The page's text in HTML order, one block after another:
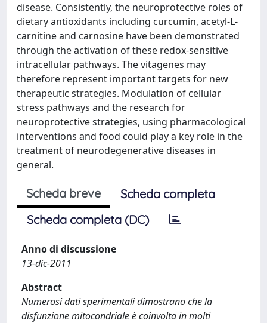
disease. Consistently, the neuroprotective roles of
dietary antioxidants including curcumin, acetyl-L-
carnitine and carnosine have been demonstrated
through the activation of these redox-sensitive
intracellular pathways. The vitagenes may
therefore represent important targets for new
therapeutic strategies. Modulation of cellular
stress pathways and the research for
neuroprotective strategies, using pharmacological
interventions and food could play a key role in the
treatment of neurodegenerative diseases in
general.
Scheda breve
Scheda completa
Scheda completa (DC)
Anno di discussione
13-dic-2011
Abstract
Numerosi dati sperimentali dimostrano che la
disfunzione mitocondriale è coinvolta in molti